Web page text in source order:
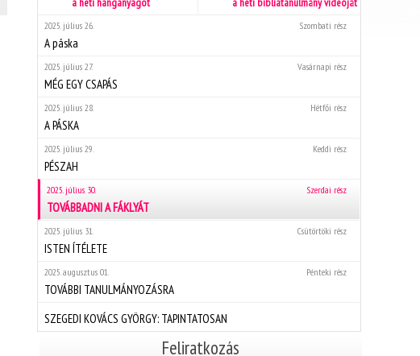
Szombati rész
2025. július 26.
A páska
Vasárnapi rész
2025. július 27.
MÉG EGY CSAPÁS
Hétfői rész
2025. július 28.
A PÁSKA
Keddi rész
2025. július 29.
PÉSZAH
Szerdai rész
2025. július 30.
TOVÁBBADNI A FÁKLYÁT
Csütörtöki rész
2025. július 31.
ISTEN ÍTÉLETE
Pénteki rész
2025. augusztus 01.
TOVÁBBI TANULMÁNYOZÁSRA
SZEGEDI KOVÁCS GYÖRGY: TAPINTATOSAN
Feliratkozás